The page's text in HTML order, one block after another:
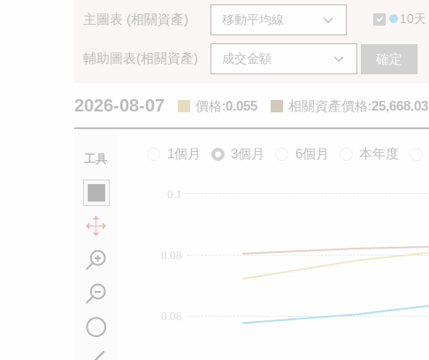
主圖表 (相關資產) 10天
輔助圖表(相關資產) 確定
2026-08-07 價格:0.055 相關資產價格:25,668.03
工具 1個月 3個月 6個月 本年度
0.06
0.08
0.1